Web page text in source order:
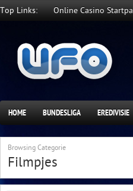
Top Links: Online Casino
HOME BUNDESLIGA EREDIVISIE
Browsing Categorie
Filmpjes